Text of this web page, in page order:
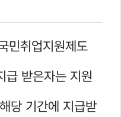
취업지원제도
급 받은자는 지원
당 기간에 지급받